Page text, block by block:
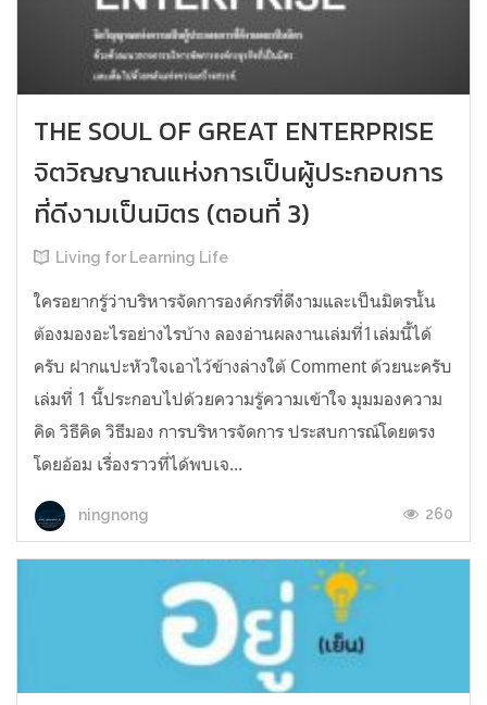
THE SOUL OF GREAT ENTERPRISE
จิตวิญญาณแห่งการเป็นผู้ประกอบการ
ที่ดีงามเป็นมิตร (ตอนที่ 3)
Living for Learning Life
ใครอยากรู้ว่าบริหารจัดการองค์กรที่ดีงามและเป็นมิตรนั้น
ต้องมองอะไรอย่างไร​บ้าง ลองอ่าน​ผลงานเล่มที่1เล่มนี้ได้
ครับ​ ฝากแปะหัวใจเอาไว้ข้างล่างใต้​ Comment​ ด้วยนะครับ
เล่มที่​ 1​ นี้ประกอบไปด้วยความรู้ความเข้าใจ มุมมองความ
คิด วิธีคิด วิธีมอง การบริหารจัดการ ประสบการณ์โดยตรง
โดยอ้อม เรื่องราวที่ได้พบเจ...
ningnong 260